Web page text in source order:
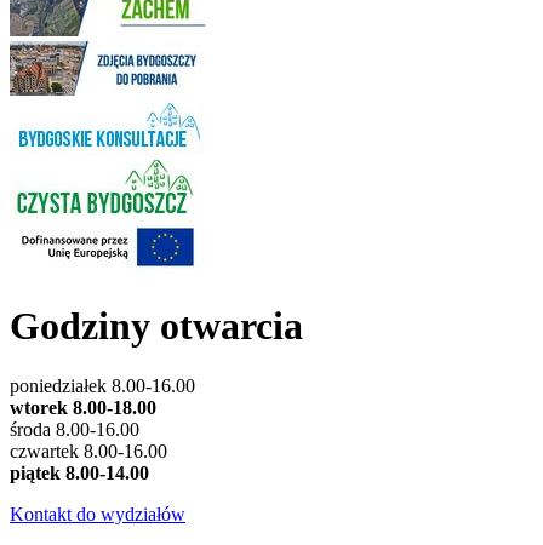
Godziny otwarcia
poniedziałek 8.00-16.00
wtorek 8.00-18.00
środa 8.00-16.00
czwartek 8.00-16.00
piątek 8.00-14.00
Kontakt do wydziałów